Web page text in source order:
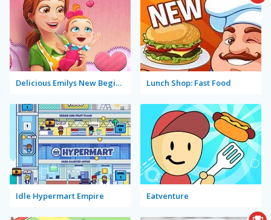
Delicious Emilys New Beginning Valentine's Edition Lunch Shop: Fast Food
Idle Hypermart Empire Eatventure